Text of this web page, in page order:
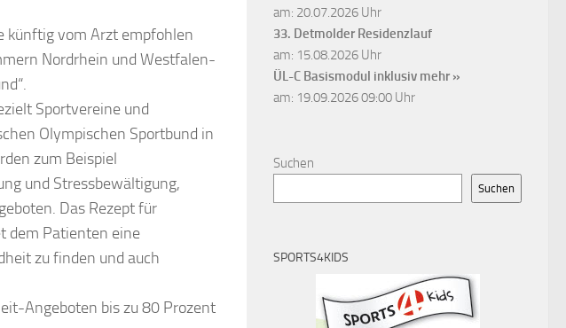
künftig vom Arzt empfohlen
Nordrhein und Westfalen-
Sportvereine und
Olympischen Sportbund in
zum Beispiel
und Stressbewältigung,
Das Rezept für
dem Patienten eine
zu finden und auch
Angeboten bis zu 80 Prozent
am: 20.07.2026 Uhr
33. Detmolder Residenzlauf
am: 15.08.2026 Uhr
ÜL-C Basismodul inklusiv mehr »
am: 19.09.2026 09:00 Uhr
Suchen
Suchen
SPORTS4KIDS